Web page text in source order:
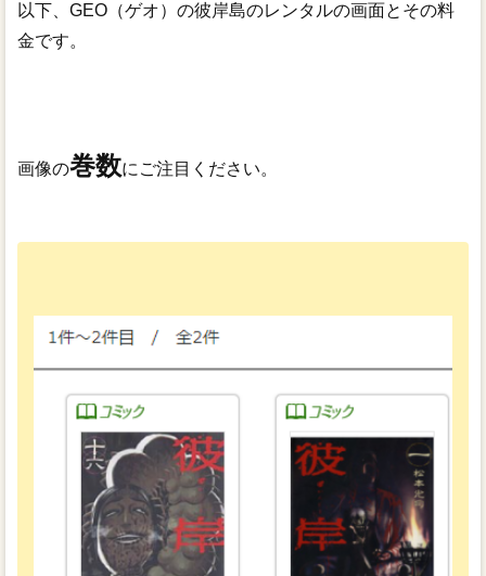
以下、GEO（ゲオ）の彼岸島のレンタルの画面とその料
金です。
画像の巻数にご注目ください。